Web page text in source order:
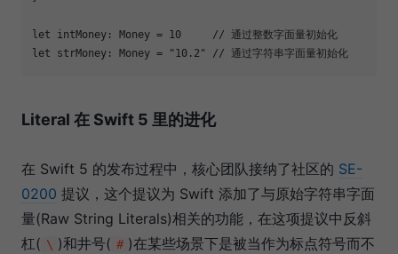
let intMoney: Money = 10
// 通过整数字面量初始化
let strMoney: Money = "10.2" // 通过字符串字面量初始化
Literal 在 Swift 5 里的进化
在 Swift 5 的发布过程中，核心团队接纳了社区的 SE-
0200 提议，这个提议为 Swift 添加了与原始字符串字面
量(Raw String Literals)相关的功能，在这项提议中反斜
杠( \ )和井号( # )在某些场景下是被当作为标点符号而不